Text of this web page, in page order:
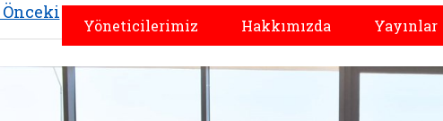
Yöneticilerimiz Hakkımızda Yayınlar